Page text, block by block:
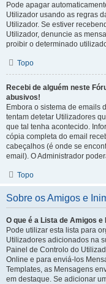
Pode apagar
Utilizador usando as regras
Utilizador. Se estiver
Utilizador, denuncie as
proibir o determinado
Topo
Recebi de alguém neste
abusivos!
Embora o sistema de emails
tentam detetar Utilizadores
que tal tenha acontecido.
cópia completa do email
cabeçalhos (é onde se
email). O Administrador
Topo
Sobre os Amigos e
O que é a Lista de Amigos e
Pode utilizar esta lista para
Utilizadores adicionados na
Painel de Controlo do
Online e para enviá-los
Templates, as Mensagens
em destaque. Se adicionar